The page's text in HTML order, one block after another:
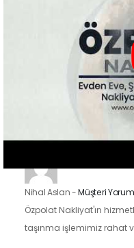
-Müşteri
Özpolat Nakliyat ile
taşınma işlemimizi
Nihal Aslan-Müşteri
Özpolat Nakliyat'ın
taşınma işlemimiz rahat